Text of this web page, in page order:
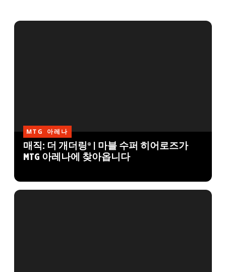
MTG 아레나
매직: 더 개더링® | 마블 수퍼 히어로즈가
MTG 아레나에 찾아옵니다